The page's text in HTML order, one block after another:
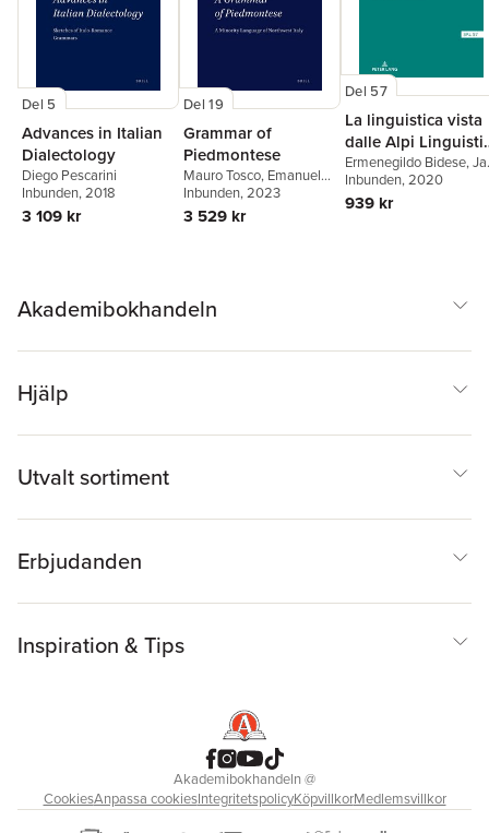
Del 5
Advances in Italian
Dialectology
Diego Pescarini
Inbunden, 2018
3 109 kr
Del 19
Grammar of
Piedmontese
Mauro Tosco, Emanuele
Miola,Nicola Duberti
Inbunden, 2023
3 529 kr
Del 57
La linguistica vista
dalle Alpi
views from the
Ermenegildo Bidese,
Casalicchio,Manuela
Caterina Moroni
Inbunden, 2020
939 kr
Akademibokhandeln
Hjälp
Utvalt sortiment
Erbjudanden
Inspiration & Tips
Akademibokhandeln@
CookiesAnpassa cookiesIntegritetspolicyKöpvillkorMedlemsvillkor